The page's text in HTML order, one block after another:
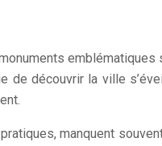
de découvrir la ville
manquent